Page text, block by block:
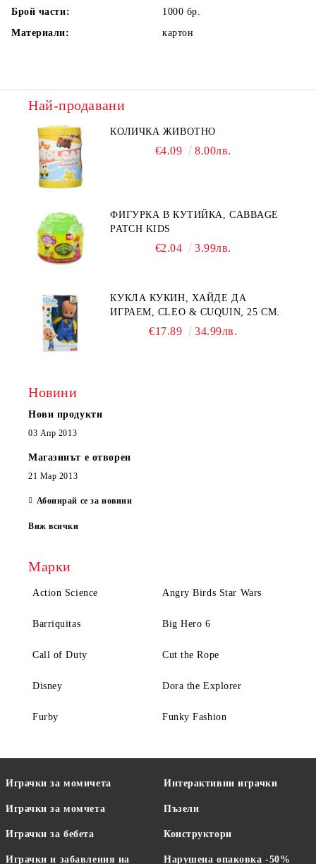
Брой части: 1000 бр.
Материали:
картон
Най-продавани
КОЛИЧКА ЖИВОТНО
€4.09 8.00лв.
ФИГУРКА В КУТИЙКА, CABBAGE
PATCH KIDS
€2.04 3.99лв.
КУКЛА КУКИН, ХАЙДЕ ДА
ИГРАЕМ, CLEO & CUQUIN, 25 СМ.
€17.89 34.99лв.
Новини
Нови продукти
03 Апр 2013
Магазинът е отворен
21 Мар 2013
Абонирай се за новини
Виж всички
Марки
Action Science Angry Birds Star Wars
Barriquitas Big Hero 6
Call of Duty Cut the Rope
Disney Dora the Explorer
Furby Funky Fashion
Играчки за момичета
Играчки за момчета
Играчки за бебета
Играчки и забавления на
Интерактивни играчки
Пъзели
Конструктори
Нарушена опаковка -50%